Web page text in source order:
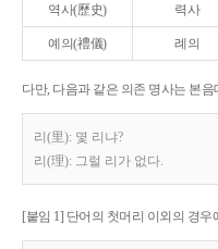
역사(歷史) 력사
예의(禮儀) 례의
다만, 다음과 같은 의존 명사는 본음
리(里): 몇 리냐?
리(理): 그럴 리가 없다.
[붙임 1] 단어의 첫머리 이외의 경우